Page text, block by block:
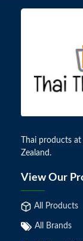
Thai products
Zealand.
View Our
All Products
All Brands